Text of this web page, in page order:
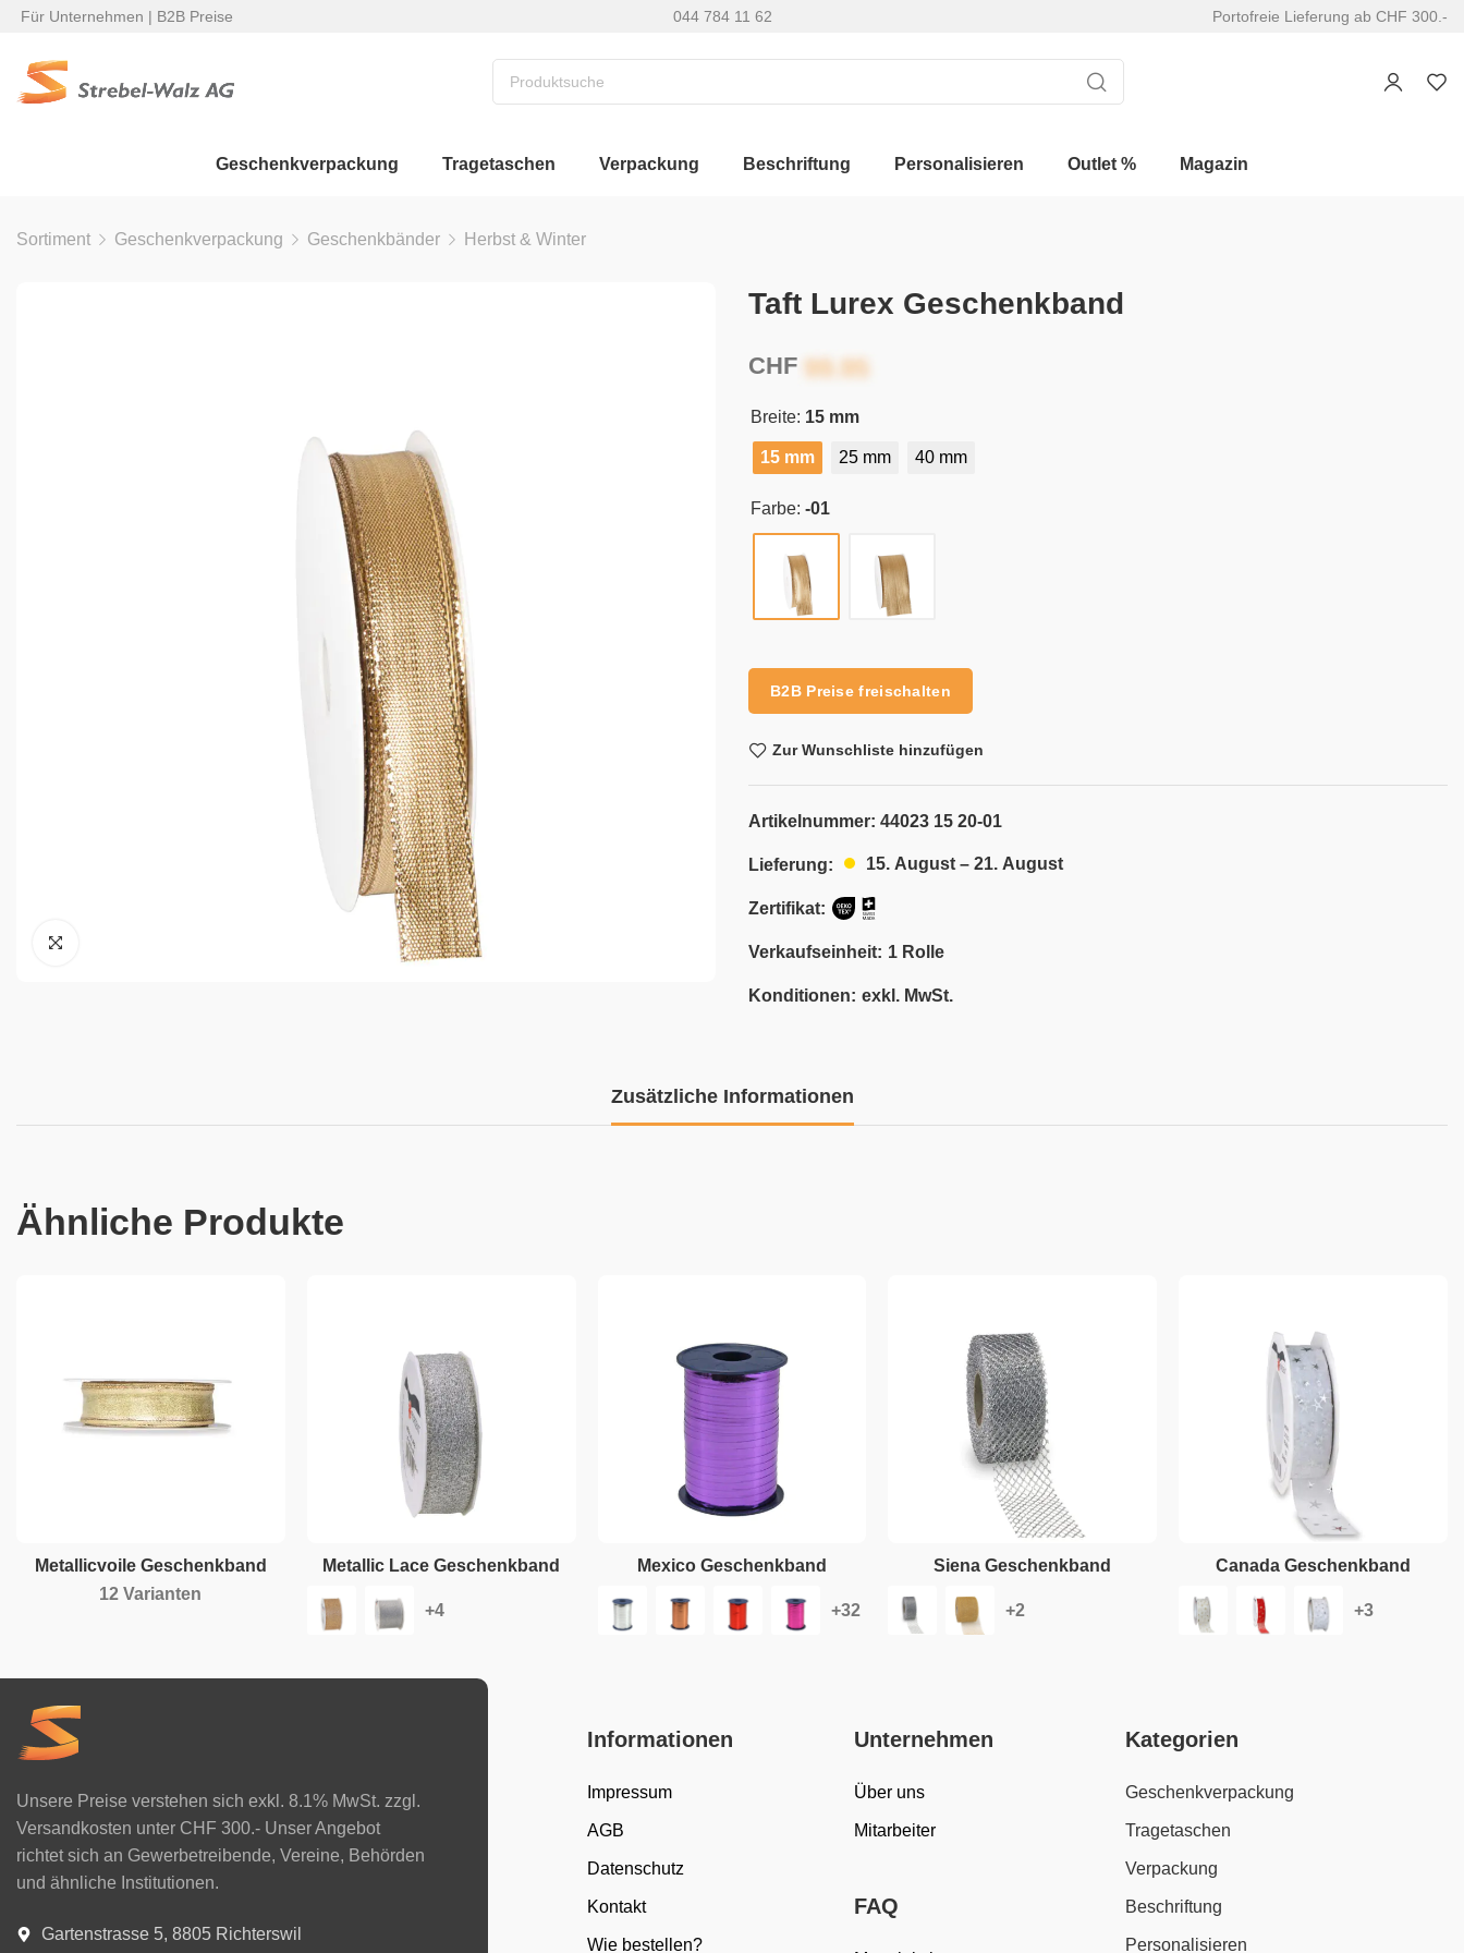
Für Unternehmen | B2B Preise 044 784 11 62 Portofreie Lieferung ab CHF 300.-
Geschenkverpackung Tragetaschen Verpackung Beschriftung Personalisieren Outlet % Magazin
Sortiment Geschenkverpackung Geschenkbänder Herbst & Winter
Taft Lurex Geschenkband
CHF
Breite: 15 mm
15 mm 25 mm 40 mm
Farbe: -01
B2B Preise freischalten
Zur Wunschliste hinzufügen
Artikelnummer: 44023 15 20-01
Lieferung: 15. August – 21. August
Zertifikat:
Verkaufseinheit: 1 Rolle
Konditionen: exkl. MwSt.
Zusätzliche Informationen
Ähnliche Produkte
Metallicvoile Geschenkband
12 Varianten
Metallic Lace Geschenkband Mexico Geschenkband Siena Geschenkband Canada Geschenkband
Unsere Preise verstehen sich exkl. 8.1% MwSt. zzgl.
Versandkosten unter CHF 300.- Unser Angebot
richtet sich an Gewerbetreibende, Vereine, Behörden
und ähnliche Institutionen.
Gartenstrasse 5, 8805 Richterswil
Informationen
Impressum
AGB
Datenschutz
Kontakt
Wie bestellen?
Unternehmen
Über uns
Mitarbeiter
FAQ
Kategorien
Geschenkverpackung
Tragetaschen
Verpackung
Beschriftung
Personalisieren